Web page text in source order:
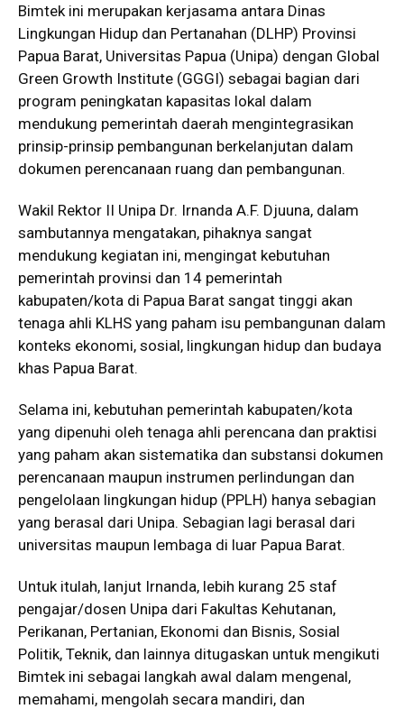
Bimtek ini merupakan kerjasama antara Dinas
Lingkungan Hidup dan Pertanahan (DLHP) Provinsi
Papua Barat, Universitas Papua (Unipa) dengan Global
Green Growth Institute (GGGI) sebagai bagian dari
program peningkatan kapasitas lokal dalam
mendukung pemerintah daerah mengintegrasikan
prinsip-prinsip pembangunan berkelanjutan dalam
dokumen perencanaan ruang dan pembangunan.
Wakil Rektor II Unipa Dr. Irnanda A.F. Djuuna, dalam
sambutannya mengatakan, pihaknya sangat
mendukung kegiatan ini, mengingat kebutuhan
pemerintah provinsi dan 14 pemerintah
kabupaten/kota di Papua Barat sangat tinggi akan
tenaga ahli KLHS yang paham isu pembangunan dalam
konteks ekonomi, sosial, lingkungan hidup dan budaya
khas Papua Barat.
Selama ini, kebutuhan pemerintah kabupaten/kota
yang dipenuhi oleh tenaga ahli perencana dan praktisi
yang paham akan sistematika dan substansi dokumen
perencanaan maupun instrumen perlindungan dan
pengelolaan lingkungan hidup (PPLH) hanya sebagian
yang berasal dari Unipa. Sebagian lagi berasal dari
universitas maupun lembaga di luar Papua Barat.
Untuk itulah, lanjut Irnanda, lebih kurang 25 staf
pengajar/dosen Unipa dari Fakultas Kehutanan,
Perikanan, Pertanian, Ekonomi dan Bisnis, Sosial
Politik, Teknik, dan lainnya ditugaskan untuk mengikuti
Bimtek ini sebagai langkah awal dalam mengenal,
memahami, mengolah secara mandiri, dan